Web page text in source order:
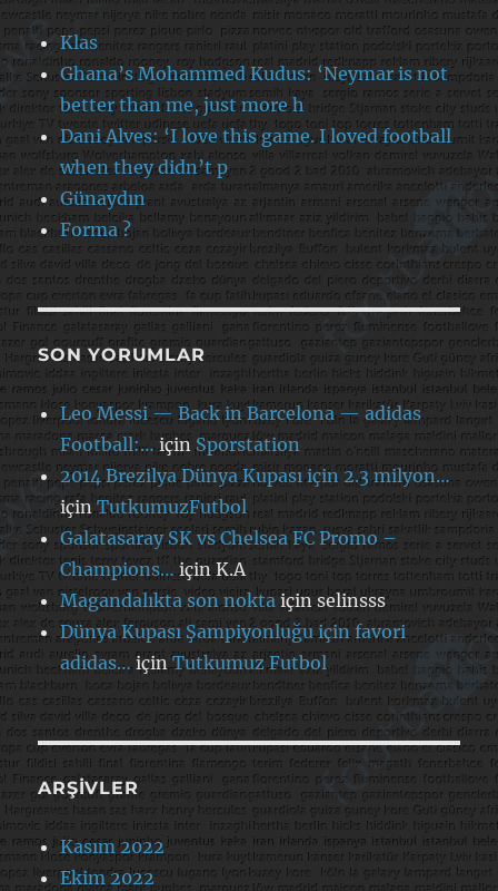
Klas
Ghana’s Mohammed Kudus: ‘Neymar is not
better than me, just more h
Dani Alves: ‘I love this game. I loved football
when they didn’t p
Günaydın
Forma ?
SON YORUMLAR
Leo Messi — Back in Barcelona — adidas
Football:…için Sporstation
2014 Brezilya Dünya Kupası için 2.3 milyon…
içinTutkumuzFutbol
Galatasaray SK vs Chelsea FC Promo –
Champions…içinK.A
Magandalıkta son nokta içinselinsss
Dünya Kupası Şampiyonluğu için favori
adidas…içinTutkumuz Futbol
ARŞIVLER
Kasım 2022
Ekim 2022